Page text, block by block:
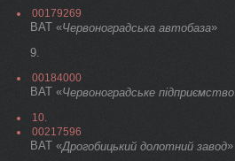
00179269
ВАТ «Червоноградська автобаза»
9.
00184000
ВАТ «Червоноградське
10.
00217596
ВАТ «Дрогобицький долотний завод»